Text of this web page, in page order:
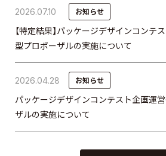
2026.07.10 お知らせ
【特定結果】パッケージデザインコンテ
型プロポーザルの実施について
2026.04.28 お知らせ
パッケージデザインコンテスト企画運
ザルの実施について